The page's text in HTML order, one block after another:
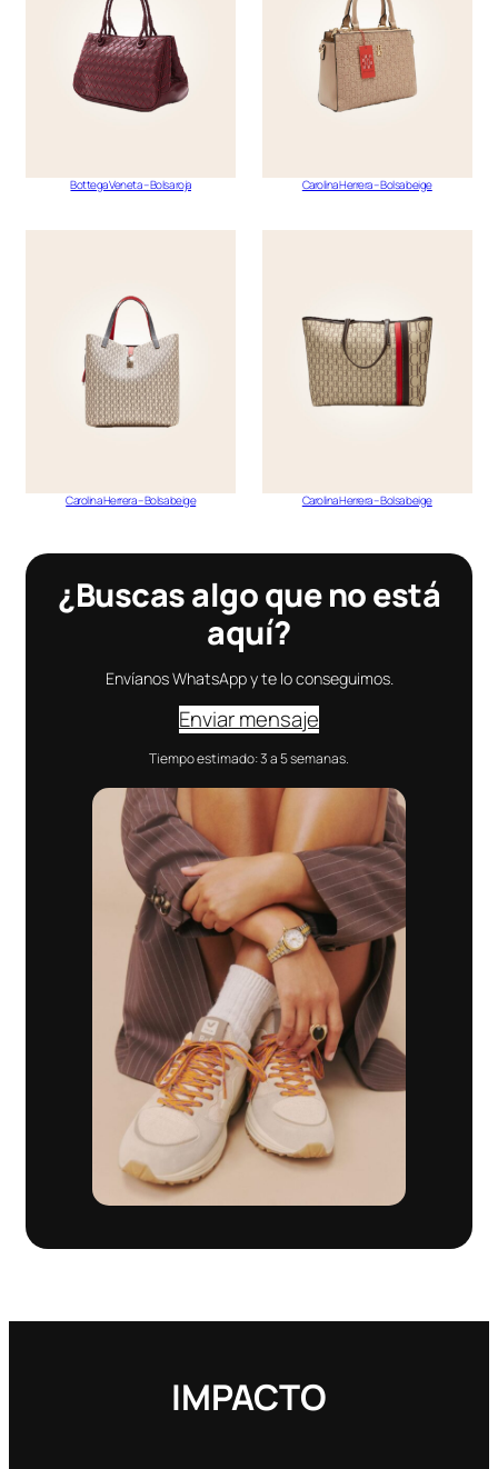
Bottega Veneta – Bolsa roja Carolina Herrera – Bolsa beige
Carolina Herrera – Bolsa beige Carolina Herrera – Bolsa beige
¿Buscas algo que no está
aquí?
Envíanos WhatsApp y te lo conseguimos.
Enviar mensaje
Tiempo estimado: 3 a 5 semanas.
IMPACTO